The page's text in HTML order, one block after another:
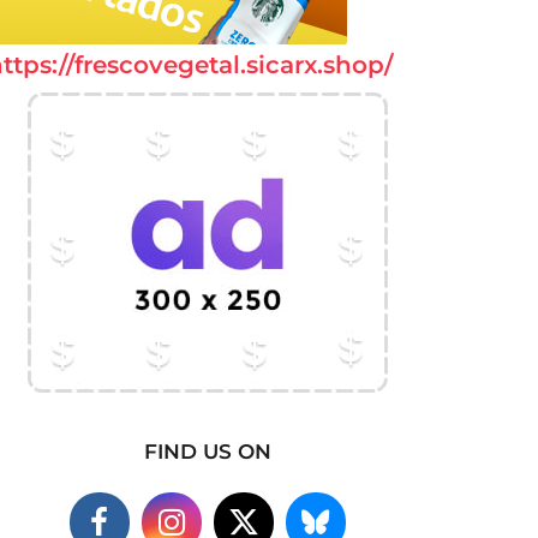
frescovegetal.sicarx.shop/
FIND US ON